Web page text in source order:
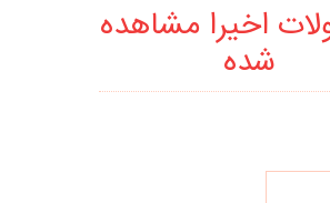
اخیرا مشاهده
شده